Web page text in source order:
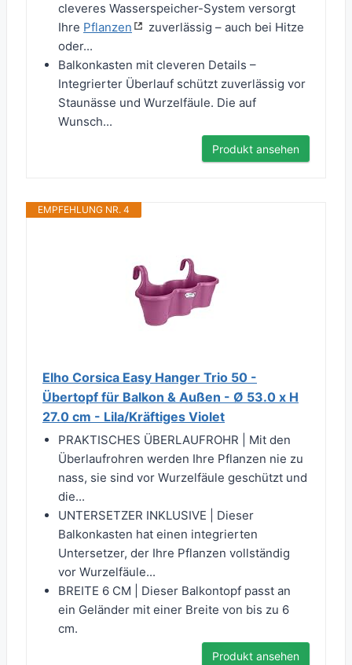
cleveres Wasserspeicher-System versorgt
Ihre Pflanzen
zuverlässig – auch bei Hitze
oder...
Balkonkasten mit cleveren Details –
Integrierter Überlauf schützt zuverlässig vor
Staunässe und Wurzelfäule. Die auf
Wunsch...
Produkt ansehen
EMPFEHLUNG NR. 4
Elho Corsica Easy Hanger Trio 50 -
Übertopf für Balkon & Außen - Ø 53.0 x H
27.0 cm - Lila/Kräftiges Violet
PRAKTISCHES ÜBERLAUFROHR | Mit den
Überlaufrohren werden Ihre Pflanzen nie zu
nass, sie sind vor Wurzelfäule geschützt und
die...
UNTERSETZER INKLUSIVE | Dieser
Balkonkasten hat einen integrierten
Untersetzer, der Ihre Pflanzen vollständig
vor Wurzelfäule...
BREITE 6 CM | Dieser Balkontopf passt an
ein Geländer mit einer Breite von bis zu 6
cm.
Produkt ansehen